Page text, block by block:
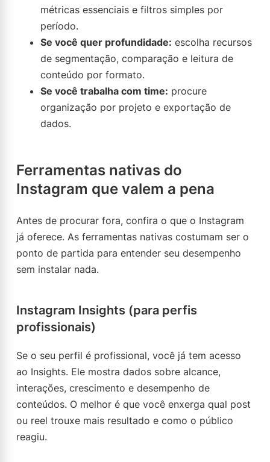
métricas essenciais e filtros simples por
período.
Se você quer profundidade: escolha recursos
de segmentação, comparação e leitura de
conteúdo por formato.
Se você trabalha com time: procure
organização por projeto e exportação de
dados.
Ferramentas nativas do
Instagram que valem a pena
Antes de procurar fora, confira o que o Instagram
já oferece. As ferramentas nativas costumam ser o
ponto de partida para entender seu desempenho
sem instalar nada.
Instagram Insights (para perfis
profissionais)
Se o seu perfil é profissional, você já tem acesso
ao Insights. Ele mostra dados sobre alcance,
interações, crescimento e desempenho de
conteúdos. O melhor é que você enxerga qual post
ou reel trouxe mais resultado e como o público
reagiu.